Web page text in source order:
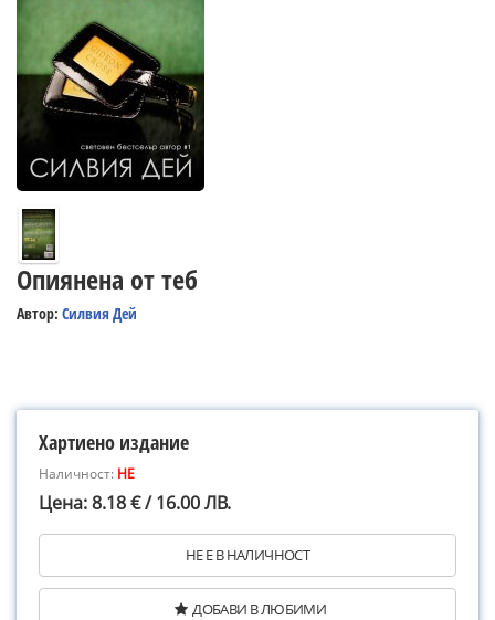
Опиянена от теб
Автор: Силвия Дей
Хартиено издание
Наличност: НЕ
Цена: 8.18 € / 16.00 ЛВ.
НЕ Е В НАЛИЧНОСТ
ДОБАВИ В ЛЮБИМИ